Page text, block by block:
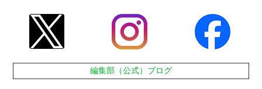
編集部（公式）ブログ